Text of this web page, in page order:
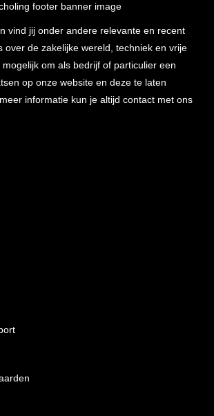
vind jij onder andere relevante en recent
over de zakelijke wereld, techniek en vrije
om als bedrijf of particulier een
op onze website en deze te laten
informatie kun je altijd contact met ons